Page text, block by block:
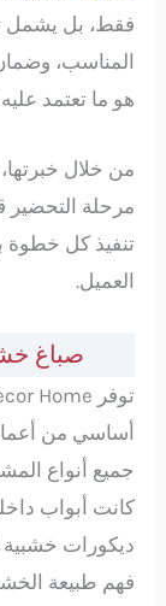
فقط، بل يشمل
المناسب،
هو ما تعتمد عليه Decor Home في جميع مشاريعها.
من خلال
مرحلة التحضير
تنفيذ كل خطوة
العميل.
صباغ
توفر Decor Home خدمة
أساسي من
جميع أنواع
كانت أبواب
ديكورات خشبية
فهم طبيعة